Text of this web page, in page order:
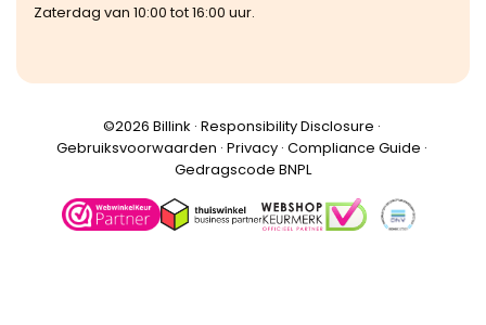
Zaterdag van 10:00 tot 16:00 uur.
©️2026 Billink · Responsibility Disclosure ·
Gebruiksvoorwaarden · Privacy· Compliance Guide ·
Gedragscode BNPL